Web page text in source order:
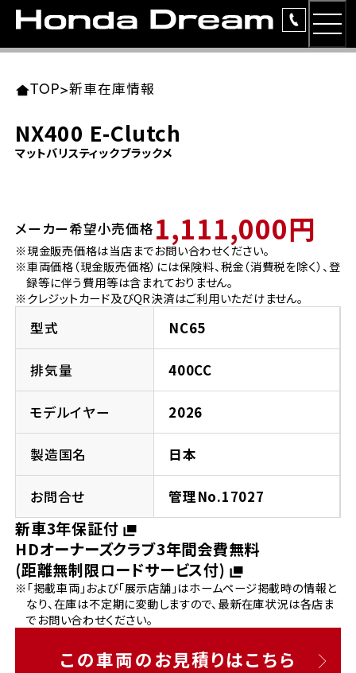
ラインアップ
レンタルバイク
洋用品
イベント
法人向けサービス
お問い合わせ
TOP>新車在庫情報
NX400 E-Clutch
マットバリスティックブラックメ
メーカー希望小売価格 1,111,000円
※現金販売価格は当店までお問い合わせください。
※車両価格（現金販売価格）には保険料、税金（消費税を除く）、登
録等に伴う費用等は含まれておりません。
※クレジットカード及びQR決済はご利用いただけません。
型式 NC65
排気量 400CC
モデルイヤー 2026
製造国名 日本
お問合せ 管理No.17027
新車3年保証付
HDオーナーズクラブ3年間会費無料
(距離無制限ロードサービス付)
※「掲載車両」および「展示店舗」はホームページ掲載時の情報と
なり、在庫は不定期に変動しますので、最新在庫状況は各店ま
でお問い合わせください。
この車両のお見積りはこちら
東北エリア 店舗一覧
岩手県
宮城県
ホンダドリーム 仙台泉
ホンダドリーム 宮城岩沼
福島県
ホンダドリーム 郡山
関東エリア 店舗一覧
東京都
ホンダドリーム 西東京
ホンダドリーム 練馬
ホンダドリーム 板橋
ホンダドリーム 葛飾
ホンダドリーム 大田
ホンダドリーム 立川
神奈川県
ホンダドリーム 磯子
ホンダドリーム 横浜都筑
中部エリア 店舗一覧
愛知県
ホンダドリーム 名古屋南
ホンダドリーム 小牧
ホンダドリーム 名古屋東
ホンダドリーム 一宮
ホンダドリーム 豊橋
ホンダドリーム 名古屋上小田井
岐阜県
ホンダドリーム 岐阜
近畿エリア 店舗一覧
大阪府
ホンダドリーム 箕面
ホンダドリーム 藤井寺
ホンダドリーム 東淀川
ホンダドリーム 豊中
京都府
ホンダドリーム 京都伏見
ホンダドリーム 京都北山
兵庫県
ホンダドリーム 神戸灘
中国・四国エリア 店舗一覧
岡山県
広島県
ホンダドリーム 広島
ホンダドリーム 福山
徳島県
ホンダドリーム 徳島
香川県
ホンダドリーム 高松
高知県
九州エリア 店舗一覧
福岡県
ホンダドリーム 福岡東
ホンダドリーム 久留米
ホンダドリーム 福岡春日
ホンダドリーム 福岡西
熊本県
ホンダドリーム 熊本